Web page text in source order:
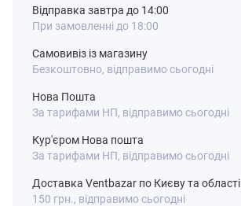
Відправка завтра до 14:00
При замовленні до 18:00
Самовивіз із магазину
Безкоштовно, відправимо сьогодні
Нова Пошта
За тарифами НП, відправимо сьогодні
Кур'єром Нова пошта
За тарифами НП, відправимо сьогодні
Доставка Ventbazar по Києву та області
150 грн., відправимо сьогодні